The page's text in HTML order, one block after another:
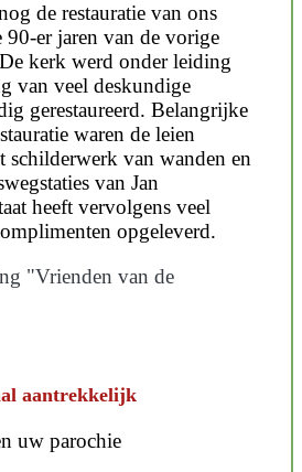
de restauratie van ons
er jaren van de vorige
kerk werd onder leiding
van veel deskundige
gerestaureerd. Belangrijke
waren de leien
schilderwerk van wanden en
van Jan
heeft vervolgens veel
opgeleverd.
"Vrienden van de
aantrekkelijk
uw parochie